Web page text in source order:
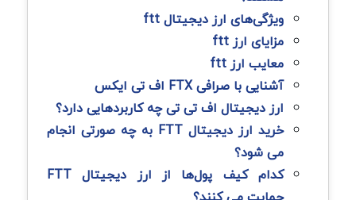
ویژگی‌های ارز دیجیتال ftt
مزایای ارز ftt
معایب ارز ftt
آشنایی با صرافی FTX اف تی ایکس
ارز دیجیتال اف تی تی چه کاربردهایی دارد؟
خرید ارز دیجیتال FTT به چه صورتی انجام
می شود؟
کدام کیف پول‌ها از ارز دیجیتال FTT